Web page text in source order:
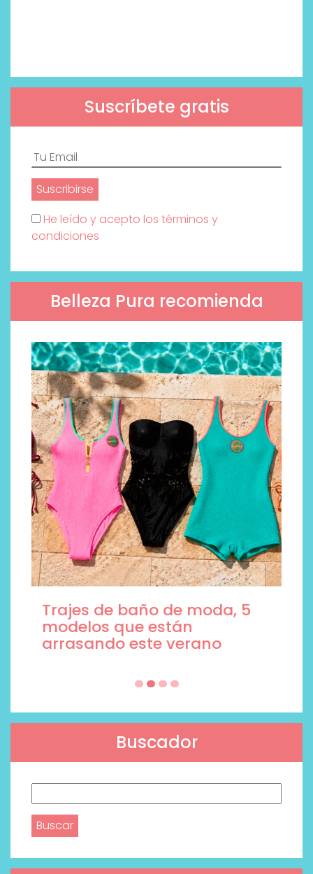
Suscríbete gratis
He leído y acepto los términos y
condiciones
Belleza Pura recomienda
Trajes de baño de moda, 5
modelos que están
arrasando este verano
Buscador